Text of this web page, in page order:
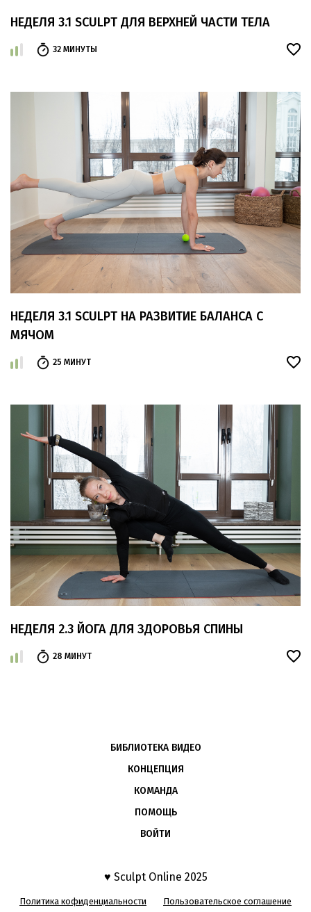
НЕДЕЛЯ 3.1 SCULPT ДЛЯ ВЕРХНЕЙ ЧАСТИ ТЕЛА
32 МИНУТЫ
НЕДЕЛЯ 3.1 SCULPT НА РАЗВИТИЕ БАЛАНСА С
МЯЧОМ
25 МИНУТ
НЕДЕЛЯ 2.3 ЙОГА ДЛЯ ЗДОРОВЬЯ СПИНЫ
28 МИНУТ
БИБЛИОТЕКА ВИДЕО
КОНЦЕПЦИЯ
КОМАНДА
ПОМОЩЬ
ВОЙТИ
♥ Sculpt Online 2025
Политика кофиденциальности Пользовательское соглашение